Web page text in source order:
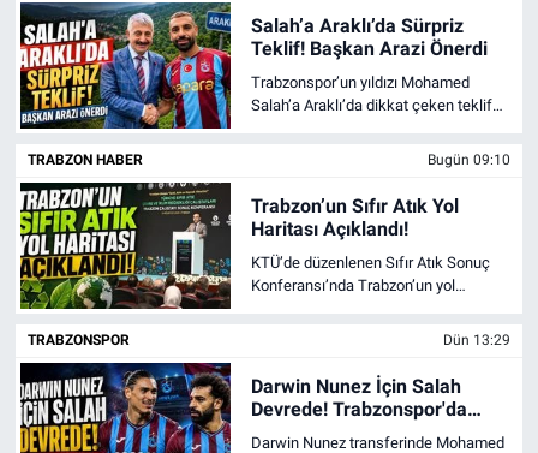
Salah’a Araklı’da Sürpriz
Teklif! Başkan Arazi Önerdi
Trabzonspor’un yıldızı Mohamed
Salah’a Araklı’da dikkat çeken teklif
Çebi, Salah’a ilçeden arazi önerdi.
TRABZON HABER Bugün 09:10
Trabzon’un Sıfır Atık Yol
Haritası Açıklandı!
KTÜ’de düzenlenen Sıfır Atık Sonuç
Konferansı’nda Trabzon’un yol
Fatih Kacır dikkat çeken mesajlar
TRABZONSPOR Dün 13:29
Darwin Nunez İçin Salah
Devrede! Trabzonspor'da
Büyük Hamle
Darwin Nunez transferinde Mohamed